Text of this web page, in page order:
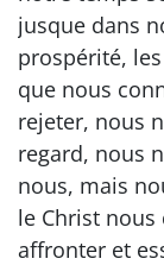
jusque dans
prospérité,
que nous
rejeter, nous
regard, nous
nous, mais
le Christ
affronter et